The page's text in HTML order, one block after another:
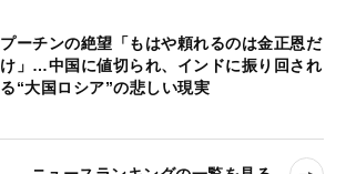
プーチンの絶望「もはや頼れるのは金正恩だ
け」…中国に値切られ、インドに振り回され
る“大国ロシア”の悲しい現実